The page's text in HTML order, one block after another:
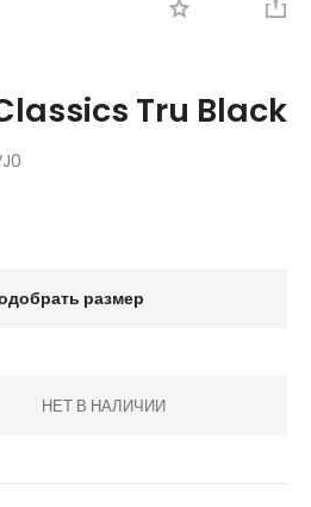
Tru Black
размер
НЕТ В НАЛИЧИИ